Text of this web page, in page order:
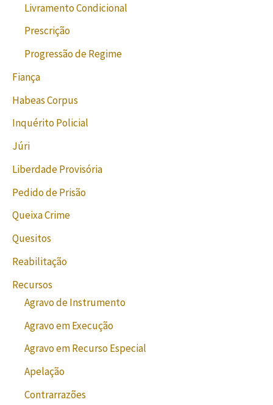
Livramento Condicional
Prescrição
Progressão de Regime
Fiança
Habeas Corpus
Inquérito Policial
Júri
Liberdade Provisória
Pedido de Prisão
Queixa Crime
Quesitos
Reabilitação
Recursos
Agravo de Instrumento
Agravo em Execução
Agravo em Recurso Especial
Apelação
Contrarrazões